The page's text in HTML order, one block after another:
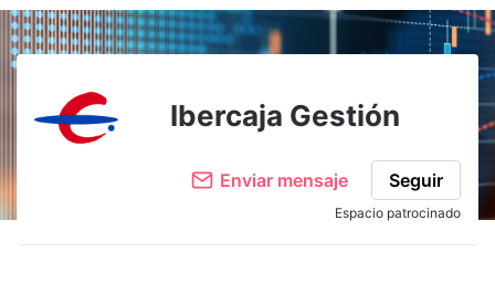
Ibercaja Gestión
Enviar mensaje Seguir
Espacio patrocinado